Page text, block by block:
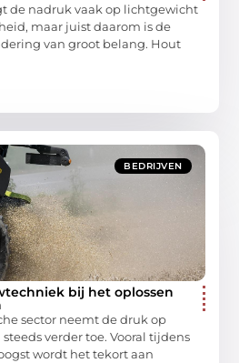
de nadruk vaak op lichtgewicht
maar juist daarom is de
van groot belang. Hout
BEDRIJVEN
bij het oplossen
sector neemt de druk op
verder toe. Vooral tijdens
wordt het tekort aan